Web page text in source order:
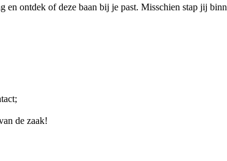
ontdek of deze baan bij je past. Misschien stap jij
de zaak!